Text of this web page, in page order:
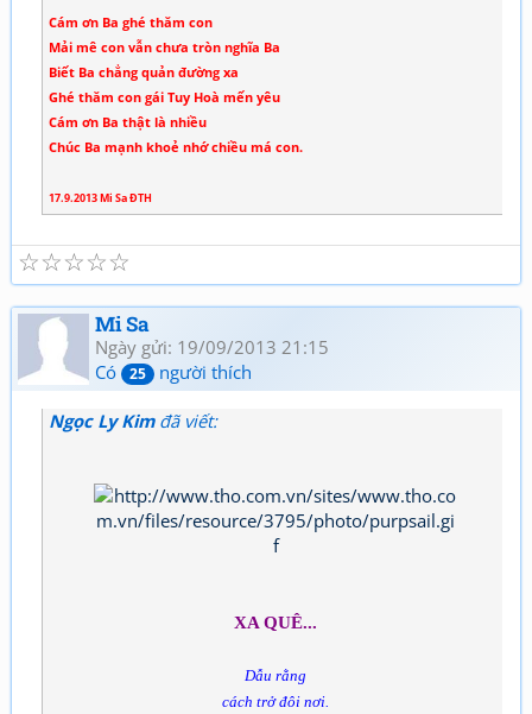
Cám ơn Ba ghé thăm con
Mải mê con vẫn chưa tròn nghĩa Ba
Biết Ba chẳng quản đường xa
Ghé thăm con gái Tuy Hoà mến yêu
Cám ơn Ba thật là nhiều
Chúc Ba mạnh khoẻ nhớ chiều má con.
17.9.2013 Mi Sa ĐTH
☆
☆
☆
☆
☆
Mi Sa
Ngày gửi: 19/09/2013 21:15
Có
25 người thích
Ngọc Ly Kimđã viết:
XA QUÊ...
Dẫu rằng
cách trở đôi nơi.